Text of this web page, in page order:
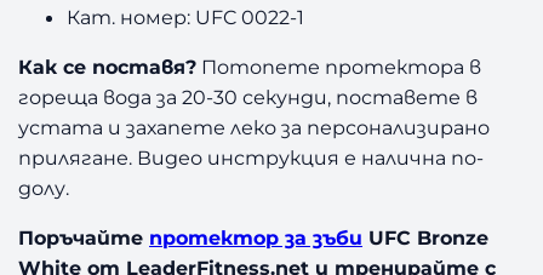
Кат. номер: UFC 0022-1
Как се поставя? Потопете протектора в
гореща вода за 20-30 секунди, поставете в
устата и захапете леко за персонализирано
прилягане. Видео инструкция е налична по-
долу.
Поръчайте протектор за зъби UFC Bronze
White от LeaderFitness.net и тренирайте с